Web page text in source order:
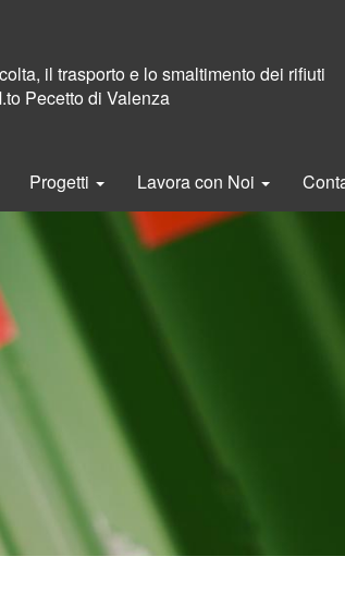
il trasporto e lo smaltimento dei rifiuti
Pecetto di Valenza
Progetti Lavora con Noi